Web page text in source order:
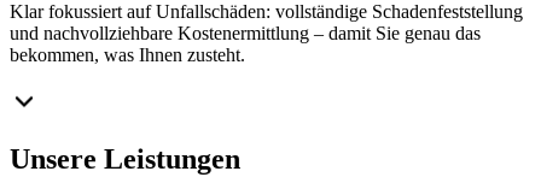
Klar fokussiert auf Unfallschäden: vollständige Schadenfeststellung
und nachvollziehbare Kostenermittlung – damit Sie genau das
bekommen, was Ihnen zusteht.
Unsere Leistungen